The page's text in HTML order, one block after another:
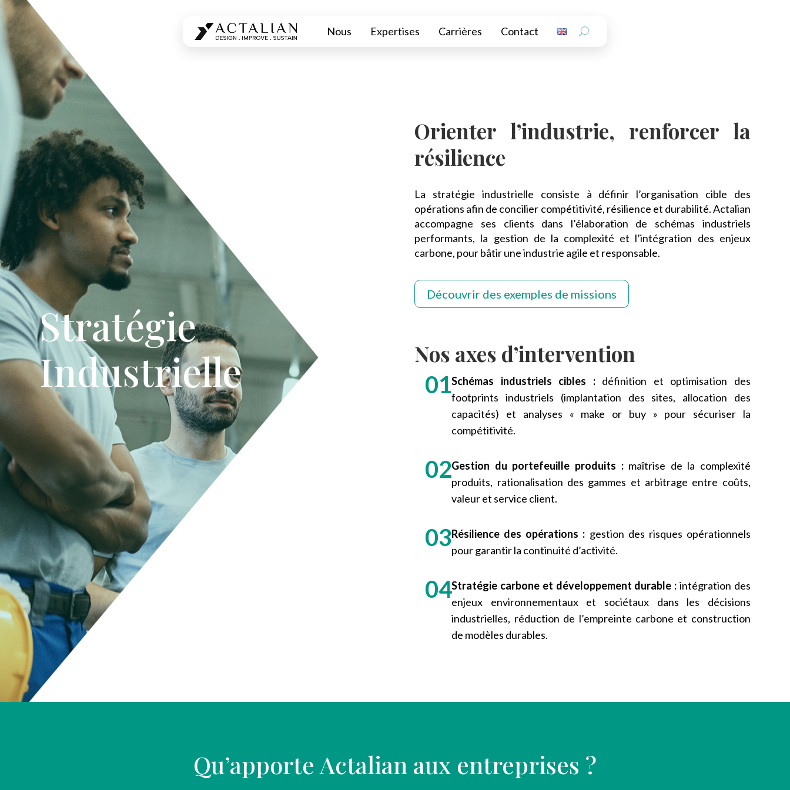
Nous Expertises Carrières Contact
Stratégie
Industrielle
Orienter l’industrie, renforcer la
résilience
La stratégie industrielle consiste à définir l’organisation cible des
opérations afin de concilier compétitivité, résilience et durabilité. Actalian
accompagne ses clients dans l’élaboration de schémas industriels
performants, la gestion de la complexité et l’intégration des enjeux
carbone, pour bâtir une industrie agile et responsable.
Découvrir des exemples de missions
Nos axes d’intervention
Schémas industriels cibles :définition et optimisation des
footprints industriels (implantation des sites, allocation des
capacités) et analyses « make or buy » pour sécuriser la
compétitivité.
Gestion du portefeuille produits :maîtrise de la complexité
produits, rationalisation des gammes et arbitrage entre coûts,
valeur et service client.
Résilience des opérations : gestion des risques opérationnels
pour garantir la continuité d’activité.
Stratégie carbone et développement durable : intégration des
enjeux environnementaux et sociétaux dans les décisions
industrielles, réduction de l’empreinte carbone et construction
de modèles durables.
Qu’apporte Actalian aux entreprises ?